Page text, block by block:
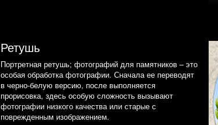
Ретушь
Портретная ретушь; фотографий для памятников – это
особая обработка фотографии. Сначала ее переводят
в черно-белую версию, после выполняется
прорисовка, здесь особую сложность вызывают
фотографии низкого качества или старые с
поврежденным изображением.